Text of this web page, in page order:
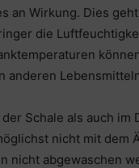
an Wirkung. Dies
die
anderen
Schale als auch
nicht mit dem
nicht abgewaschen